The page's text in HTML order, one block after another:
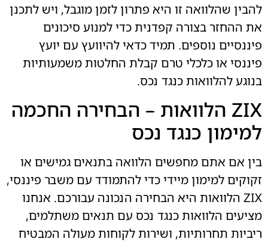
להבין שהלוואה זו היא פתרון לזמן מוגבל, ויש לתכנן
את ההחזר בצורה קפדנית כדי למנוע סיכונים
פיננסיים נוספים. תמיד כדאי להיוועץ עם יועץ
פיננסי או כלכלי טרם קבלת החלטות משמעותיות
בנוגע להלוואות כנגד נכס.
ZIX הלוואות – הבחירה החכמה
למימון כנגד נכס
בין אם אתם מחפשים הלוואה בתנאים גמישים או
זקוקים למימון מיידי כדי להתמודד עם משבר פיננסי,
ZIX הלוואות היא הבחירה הנכונה עבורכם. אנחנו
מציעים הלוואות כנגד נכס עם תנאים משתלמים,
ריביות תחרותיות, ושירות לקוחות מעולה המבטיח